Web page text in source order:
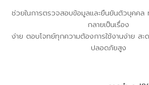
ช่วยในการตรวจสอบข้อมูลและยืนยันตัวบุคคล
กลายเป็นเรื่อง
ง่าย ตอบโจทย์ทุกความต้องการใช้งานง่าย สะ
ปลอดภัยสูง